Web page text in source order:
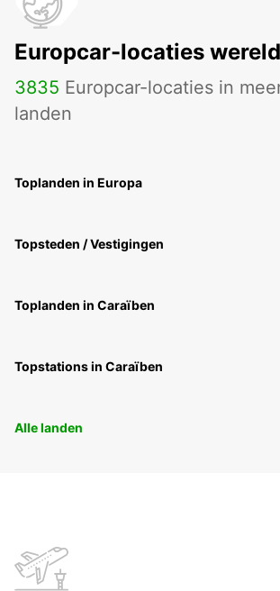
Europcar-locaties
3835 Europcar-locaties in
landen
Toplanden in Europa
Topsteden / Vestigingen
Toplanden in Caraïben
Topstations in Caraïben
Alle landen